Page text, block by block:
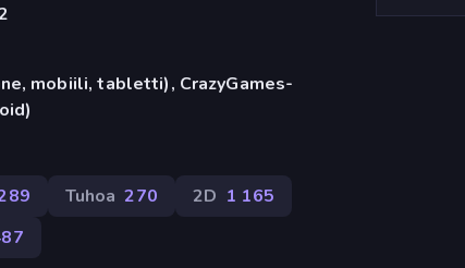
mobiili, tabletti), CrazyGames-
Tuhoa 270 2D 1 165